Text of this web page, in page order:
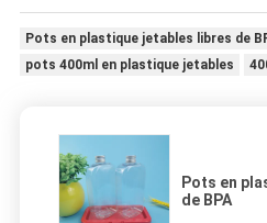
Pots en plastique jetables libres de
pots 400ml en plastique jetables
Pots en
de BPA